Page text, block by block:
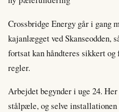
Crossbridge Energy går i gang
kajanlægget ved Skanseodden,
fortsat kan håndteres sikkert
regler.
Arbejdet begynder i uge 24.
stålpæle, og selve